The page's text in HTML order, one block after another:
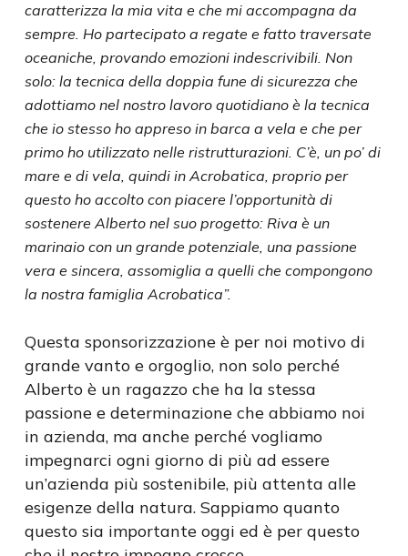
caratterizza la mia vita e che mi accompagna da
sempre. Ho partecipato a regate e fatto traversate
oceaniche, provando emozioni indescrivibili. Non
solo: la tecnica della doppia fune di sicurezza che
adottiamo nel nostro lavoro quotidiano è la tecnica
che io stesso ho appreso in barca a vela e che per
primo ho utilizzato nelle ristrutturazioni. C’è, un po’ di
mare e di vela, quindi in Acrobatica, proprio per
questo ho accolto con piacere l’opportunità di
sostenere Alberto nel suo progetto: Riva è un
marinaio con un grande potenziale, una passione
vera e sincera, assomiglia a quelli che compongono
la nostra famiglia Acrobatica”.
Questa sponsorizzazione è per noi motivo di
grande vanto e orgoglio, non solo perché
Alberto è un ragazzo che ha la stessa
passione e determinazione che abbiamo noi
in azienda, ma anche perché vogliamo
impegnarci ogni giorno di più ad essere
un’azienda più sostenibile, più attenta alle
esigenze della natura. Sappiamo quanto
questo sia importante oggi ed è per questo